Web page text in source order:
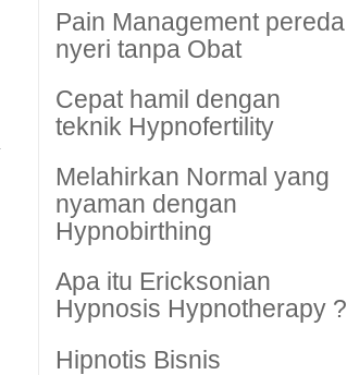
Pain Management pereda
nyeri tanpa Obat
Cepat hamil dengan
teknik Hypnofertility
Melahirkan Normal yang
nyaman dengan
Hypnobirthing
Apa itu Ericksonian
Hypnosis Hypnotherapy ?
Hipnotis Bisnis